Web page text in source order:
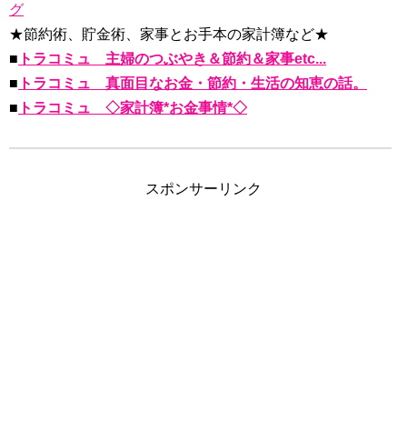
グ
★節約術、貯金術、家事とお手本の家計簿など★
■ トラコミュ 主婦のつぶやき＆節約＆家事etc...
■ トラコミュ 真面目なお金・節約・生活の知恵の話。
■ トラコミュ ◇家計簿*お金事情*◇
スポンサーリンク